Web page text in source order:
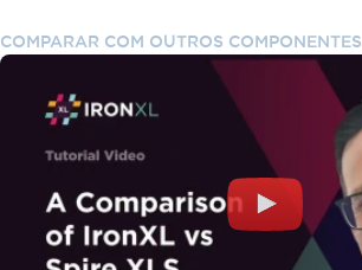
COMPARAR COM OUTROS COMPONENTES